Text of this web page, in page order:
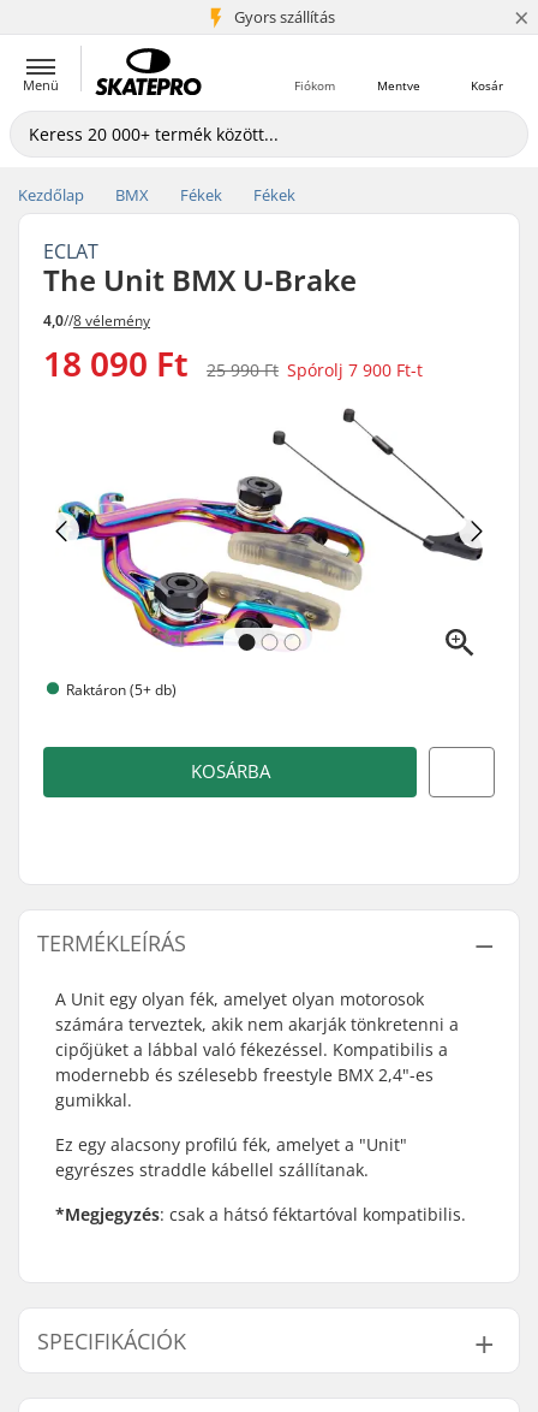
Gyors szállítás
5+ millió ügyfél ×
Menü Kosár
Mentve
Fiókom
Kezdőlap BMX Fékek Fékek
ECLAT
The Unit BMX U-Brake
4,0//8 vélemény
18 090 Ft 25 990 Ft Spórolj 7 900 Ft-t
Raktáron (5+ db)
KOSÁRBA
TERMÉKLEÍRÁS
A Unit egy olyan fék, amelyet olyan motorosok
számára terveztek, akik nem akarják tönkretenni a
cipőjüket a lábbal való fékezéssel. Kompatibilis a
modernebb és szélesebb freestyle BMX 2,4"-es
gumikkal.
Ez egy alacsony profilú fék, amelyet a "Unit"
egyrészes straddle kábellel szállítanak.
*Megjegyzés: csak a hátsó féktartóval kompatibilis.
SPECIFIKÁCIÓK
BMX Brake:
Rear